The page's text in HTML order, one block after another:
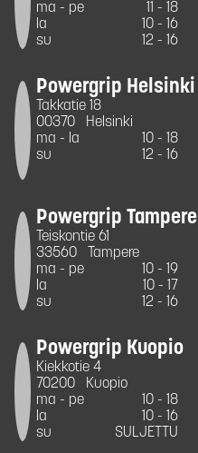
ma - pe
11 - 18
la
10 - 16
su
12 - 16
Powergrip Helsinki
Takkatie 18
00370
Helsinki
ma - la
10 - 18
su
12 - 16
Powergrip Tampere
Teiskontie 61
33560
Tampere
ma - pe
10 - 19
la
10 - 17
su
12 - 16
Powergrip Kuopio
Kiekkotie 4
70200
Kuopio
ma - pe
10 - 18
la
10 - 16
su
SULJETTU